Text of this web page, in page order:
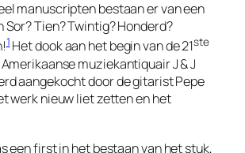
manuscripten bestaan er van een
Tien? Twintig? Honderd?
1Het dook aan het begin van de 21ste
muziekantiquair J & J
aangekocht door de gitarist Pepe
werk nieuw liet zetten en het
eenfirstin het bestaan van het stuk,